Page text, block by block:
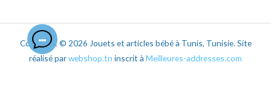
Copyright © 2026 Jouets et articles bébé à Tunis, Tunisie. Site
réalisé parwebshop.tn inscrit à Meilleures-addresses.com